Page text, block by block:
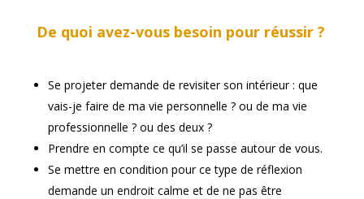
De quoi avez-vous besoin pour réussir ?
Se projeter demande de revisiter son intérieur : que
vais-je faire de ma vie personnelle ? ou de ma vie
professionnelle ? ou des deux ?
Prendre en compte ce qu’il se passe autour de vous.
Se mettre en condition pour ce type de réflexion
demande un endroit calme et de ne pas être